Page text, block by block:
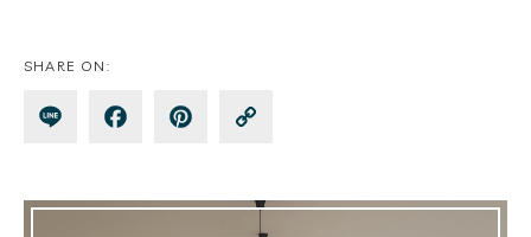
SHARE ON:
Lin Fa Pin